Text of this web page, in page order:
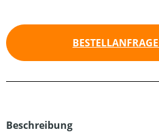
Beschreibung